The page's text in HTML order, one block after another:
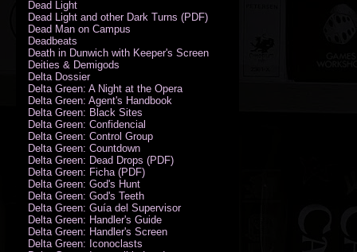
Dead Light
Dead Light and other Dark Turns (PDF)
Dead Man on Campus
Deadbeats
Death in Dunwich with Keeper's Screen
Deities & Demigods
Delta Dossier
Delta Green: A Night at the Opera
Delta Green: Agent's Handbook
Delta Green: Black Sites
Delta Green: Confidencial
Delta Green: Control Group
Delta Green: Countdown
Delta Green: Dead Drops (PDF)
Delta Green: Ficha (PDF)
Delta Green: God's Hunt
Delta Green: God's Teeth
Delta Green: Guía del Supervisor
Delta Green: Handler's Guide
Delta Green: Handler's Screen
Delta Green: Iconoclasts